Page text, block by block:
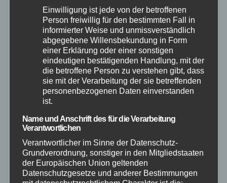
FEUERWEHR POLIZEI RETTUNGSDIENST
VIDEO
WESTERWALD
Schwerer Unfall bei Höhr-
Grenzhausen: Zwei Tote und
mehrere Schwerverletzte auf der
Einwilligung ist jede von der betroffenen
Person freiwillig für den bestimmten Fall in
informierter Weise und unmissverständlich
abgegebene Willensbekundung in Form
einer Erklärung oder einer sonstigen
eindeutigen bestätigenden Handlung, mit der
die betroffene Person zu verstehen gibt, dass
sie mit der Verarbeitung der sie betreffenden
personenbezogenen Daten einverstanden
ist.
Name und Anschrift des für die Verarbeitung
Verantwortlichen
Verantwortlicher im Sinne der Datenschutz-
Grundverordnung, sonstiger in den Mitgliedstaaten
der Europäischen Union geltenden
Datenschutzgesetze und anderer Bestimmungen